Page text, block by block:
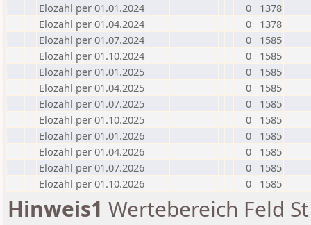
Elozahl per 01.01.2024
0
1378
Elozahl per 01.04.2024
0
1378
Elozahl per 01.07.2024
0
1585
Elozahl per 01.10.2024
0
1585
Elozahl per 01.01.2025
0
1585
Elozahl per 01.04.2025
0
1585
Elozahl per 01.07.2025
0
1585
Elozahl per 01.10.2025
0
1585
Elozahl per 01.01.2026
0
1585
Elozahl per 01.04.2026
0
1585
Elozahl per 01.07.2026
0
1585
Elozahl per 01.10.2026
0 1585
Hinweis1 Wertebereich Feld